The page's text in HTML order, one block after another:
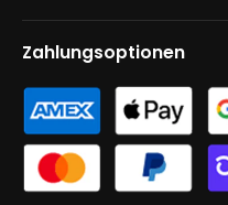
Zahlungsoptionen